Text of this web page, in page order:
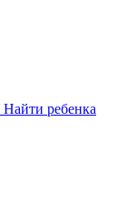
Найти ребенка